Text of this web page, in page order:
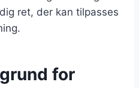
ret, der kan tilpasses
for